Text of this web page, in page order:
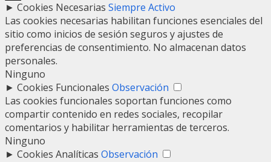
► Cookies Necesarias Siempre Activo
Las cookies necesarias habilitan funciones esenciales del
sitio como inicios de sesión seguros y ajustes de
preferencias de consentimiento. No almacenan datos
personales.
Ninguno
► Cookies Funcionales Observación
Las cookies funcionales soportan funciones como
compartir contenido en redes sociales, recopilar
comentarios y habilitar herramientas de terceros.
Ninguno
► Cookies Analíticas Observación